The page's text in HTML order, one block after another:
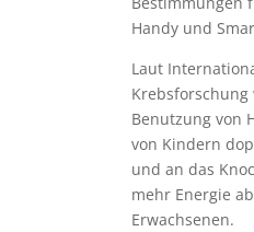
Handy und
Laut
Benutzung von
von Kindern
und an das
mehr Energie
Erwachsenen.